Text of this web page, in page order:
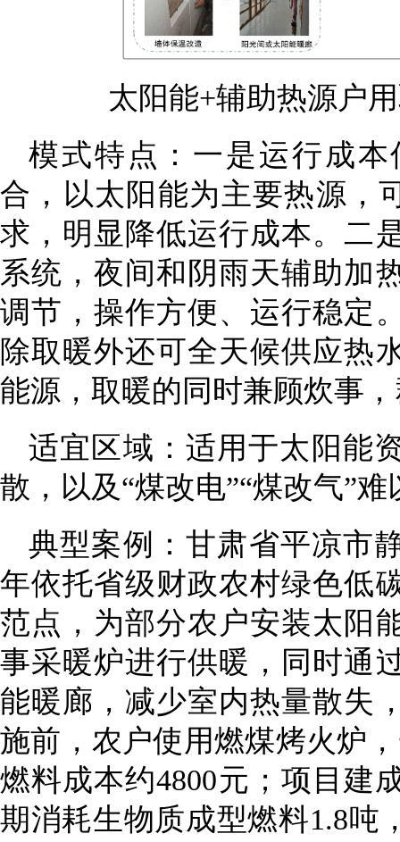
太阳能+辅助热源户
模式特点：一是运行成
合，以太阳能为主要热源，
求，明显降低运行成本。二
系统，夜间和阴雨天辅助加
调节，操作方便、运行稳定
除取暖外还可全天候供应热
能源，取暖的同时兼顾炊事
适宜区域：适用于太阳能
散，以及“煤改电”“煤改气”
典型案例：甘肃省平凉市
年依托省级财政农村绿色低
范点，为部分农户安装太阳
事采暖炉进行供暖，同时通
能暖廊，减少室内热量散失
施前，农户使用燃煤烤火炉
燃料成本约4800元；项目建
期消耗生物质成型燃料1.8吨